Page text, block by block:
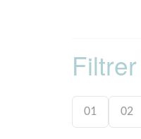
01 02